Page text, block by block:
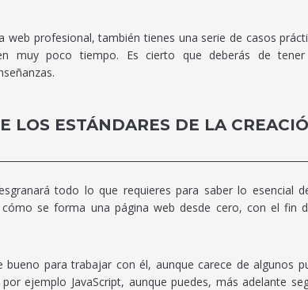
web profesional, también tienes una serie de casos
muy poco tiempo. Es cierto que deberás de
LOS ESTÁNDARES DE LA
todo lo que requieres para saber lo esencial
se forma una página web desde cero, con el fin
para trabajar con él, aunque carece de algunos
ejemplo JavaScript, aunque puedes, más adelante